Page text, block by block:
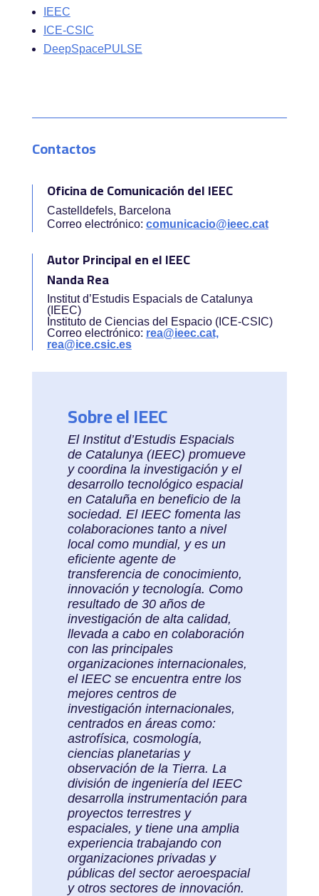
IEEC
ICE-CSIC
DeepSpacePULSE
Contactos
Oficina de Comunicación del IEEC
Castelldefels, Barcelona
Correo electrónico: comunicacio@ieec.cat
Autor Principal en el IEEC
Nanda Rea
Institut d’Estudis Espacials de Catalunya
(IEEC)
Instituto de Ciencias del Espacio (ICE-CSIC)
Correo electrónico: rea@ieec.cat,
rea@ice.csic.es
Sobre el IEEC
El Institut d’Estudis Espacials
de Catalunya (IEEC) promueve
y coordina la investigación y el
desarrollo tecnológico espacial
en Cataluña en beneficio de la
sociedad. El IEEC fomenta las
colaboraciones tanto a nivel
local como mundial, y es un
eficiente agente de
transferencia de conocimiento,
innovación y tecnología. Como
resultado de 30 años de
investigación de alta calidad,
llevada a cabo en colaboración
con las principales
organizaciones internacionales,
el IEEC se encuentra entre los
mejores centros de
investigación internacionales,
centrados en áreas como:
astrofísica, cosmología,
ciencias planetarias y
observación de la Tierra. La
división de ingeniería del IEEC
desarrolla instrumentación para
proyectos terrestres y
espaciales, y tiene una amplia
experiencia trabajando con
organizaciones privadas y
públicas del sector aeroespacial
y otros sectores de innovación.